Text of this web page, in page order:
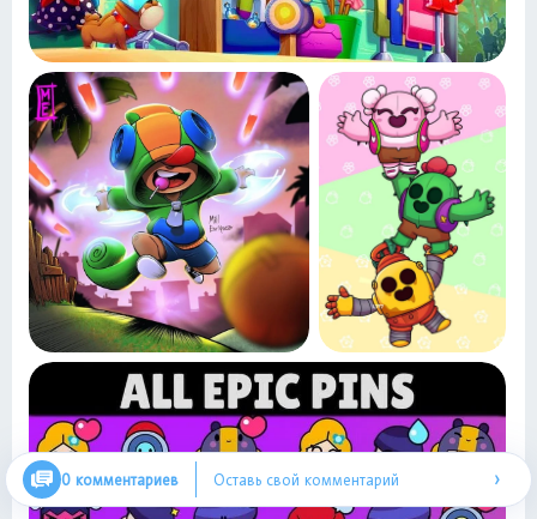
0 комментариев Оставь свой комментарий ›